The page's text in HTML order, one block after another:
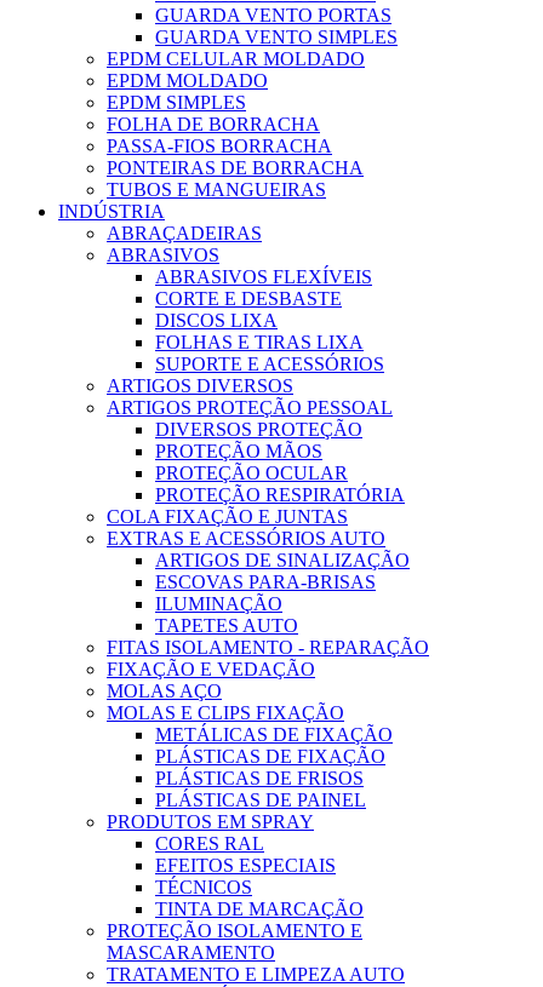
GUARDA VENTO PORTAS
GUARDA VENTO SIMPLES
EPDM CELULAR MOLDADO
EPDM MOLDADO
EPDM SIMPLES
FOLHA DE BORRACHA
PASSA-FIOS BORRACHA
PONTEIRAS DE BORRACHA
TUBOS E MANGUEIRAS
INDÚSTRIA
ABRAÇADEIRAS
ABRASIVOS
ABRASIVOS FLEXÍVEIS
CORTE E DESBASTE
DISCOS LIXA
FOLHAS E TIRAS LIXA
SUPORTE E ACESSÓRIOS
ARTIGOS DIVERSOS
ARTIGOS PROTEÇÃO PESSOAL
DIVERSOS PROTEÇÃO
PROTEÇÃO MÃOS
PROTEÇÃO OCULAR
PROTEÇÃO RESPIRATÓRIA
COLA FIXAÇÃO E JUNTAS
EXTRAS E ACESSÓRIOS AUTO
ARTIGOS DE SINALIZAÇÃO
ESCOVAS PARA-BRISAS
ILUMINAÇÃO
TAPETES AUTO
FITAS ISOLAMENTO - REPARAÇÃO
FIXAÇÃO E VEDAÇÃO
MOLAS AÇO
MOLAS E CLIPS FIXAÇÃO
METÁLICAS DE FIXAÇÃO
PLÁSTICAS DE FIXAÇÃO
PLÁSTICAS DE FRISOS
PLÁSTICAS DE PAINEL
PRODUTOS EM SPRAY
CORES RAL
EFEITOS ESPECIAIS
TÉCNICOS
TINTA DE MARCAÇÃO
PROTEÇÃO ISOLAMENTO E
MASCARAMENTO
TRATAMENTO E LIMPEZA AUTO